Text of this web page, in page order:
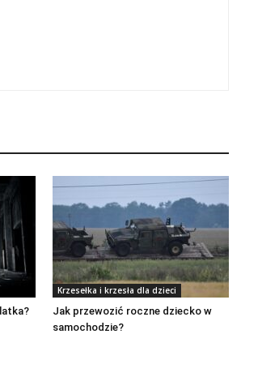
Krzesełka i krzesła dla dzieci
Jak przewozić roczne dziecko w
samochodzie?